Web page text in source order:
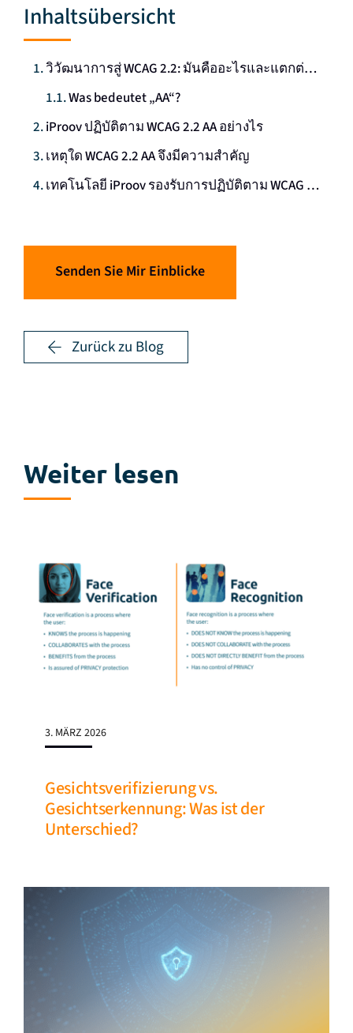
Inhaltsübersicht
วิวัฒนาการสู่ WCAG 2.2: มันคืออะไรและแตกต่างจาก 2.1 AA อย่างไร?
Was bedeutet „AA“?
iProov ปฏิบัติตาม WCAG 2.2 AA อย่างไร
เหตุใด WCAG 2.2 AA จึงมีความสําคัญ
เทคโนโลยี iProov รองรับการปฏิบัติตาม WCAG 2.2 ของคุณ
Senden Sie Mir Einblicke
Zurück zu Blog
Weiter lesen
3. MÄRZ 2026
Gesichtsverifizierung vs.
Gesichtserkennung: Was ist der
Unterschied?